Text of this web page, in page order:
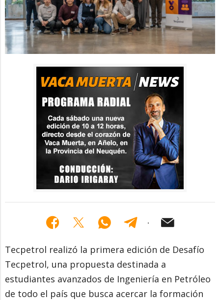
Tecpetrol realizó la primera edición de Desafío
Tecpetrol, una propuesta destinada a
estudiantes avanzados de Ingeniería en Petróleo
de todo el país que busca acercar la formación